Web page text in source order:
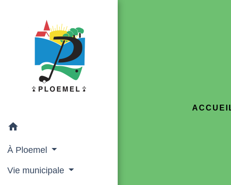
home
À Ploemel
Vie municipale